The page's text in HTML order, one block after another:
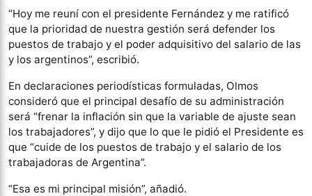
“Hoy me reuní con el presidente Fernández y me ratificó
que la prioridad de nuestra gestión será defender los
puestos de trabajo y el poder adquisitivo del salario de las
y los argentinos”, escribió.
En declaraciones periodísticas formuladas, Olmos
consideró que el principal desafío de su administración
será “frenar la inflación sin que la variable de ajuste sean
los trabajadores”, y dijo que lo que le pidió el Presidente es
que “cuide de los puestos de trabajo y el salario de los
trabajadoras de Argentina”.
“Esa es mi principal misión”, añadió.